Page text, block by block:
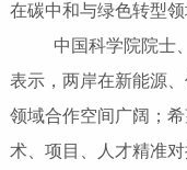
在碳中和与绿色转型领
中国科学院院士、
表示，两岸在新能源
领域合作空间广阔；
术、项目、人才精准